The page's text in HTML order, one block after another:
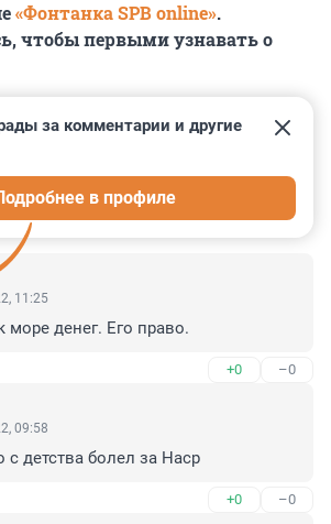
«Фонтанка SPB online».
чтобы первыми узнавать о
16
за комментарии и другие
в профиле
11:25
море денег. Его право.
+0 –0
09:58
с детства болел за Наср
+0 –0